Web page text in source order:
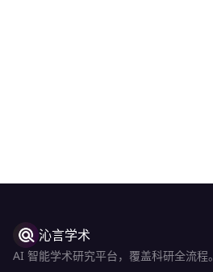
沁言学术
AI 智能学术研究平台，覆盖科研全流程。